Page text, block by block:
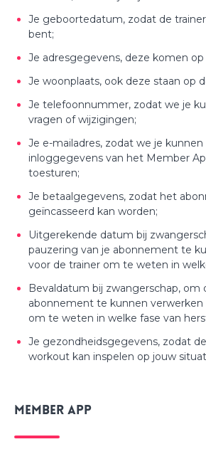
Je geboortedatum, zodat de
bent;
Je adresgegevens, deze komen
Je woonplaats, ook deze staan op
Je telefoonnummer, zodat we je
vragen of wijzigingen;
Je e-mailadres, zodat we je
inloggegevens van het Member
toesturen;
Je betaalgegevens, zodat het
geïncasseerd kan worden;
Uitgerekende datum bij
pauzering van je abonnement te
voor de trainer om te weten in
Bevaldatum bij zwangerschap, om
abonnement te kunnen verwerken
om te weten in welke fase van
Je gezondheidsgegevens, zodat
workout kan inspelen op jouw
Member App